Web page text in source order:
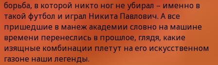
борьба, в которой никто ног не убирал – именно в
такой футбол и играл Никита Павлович. А все
пришедшие в манеж академии словно на машине
времени перенеслись в прошлое, глядя, какие
изящные комбинации плетут на его искусственном
газоне наши легенды.